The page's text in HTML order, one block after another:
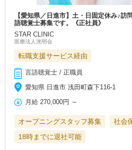
【愛知県／日進市】土・日固定休み♪訪
語聴覚士募集です。《正社員》
STAR CLINIC
医療法人洸明会
転職支援サービス経由
言語聴覚士 / 正職員
愛知県 日進市 浅田町森下116-1
月給 270,000円 ～
オープニングスタッフ募集 社会
18時までに退社可能